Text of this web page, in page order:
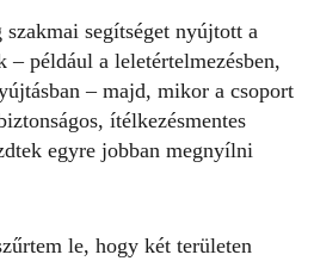
segítséget nyújtott a
– például a leletértelmezésben,
– majd, mikor a csoport
ítélkezésmentes
egyre jobban megnyílni
le, hogy két területen